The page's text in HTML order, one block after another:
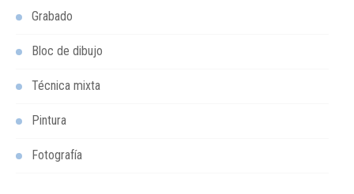
Grabado
Bloc de dibujo
Técnica mixta
Pintura
Fotografía